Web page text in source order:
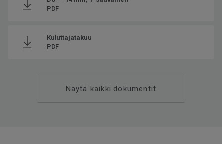
PDF
Kuluttajatakuu
PDF
Näytä kaikki dokumentit